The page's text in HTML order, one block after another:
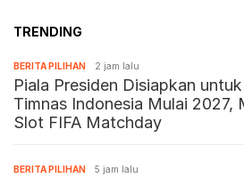
TRENDING
BERITA PILIHAN 2 jam lalu
Piala Presiden Disiapkan untuk
Timnas Indonesia Mulai 2027,
Slot FIFA Matchday
BERITA PILIHAN 5 jam lalu